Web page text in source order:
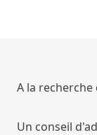
A la recherche
Un conseil